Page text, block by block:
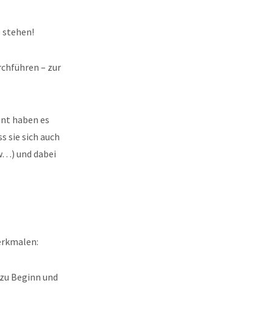
stehen!
– zur
haben es
sie sich auch
und dabei
Beginn und